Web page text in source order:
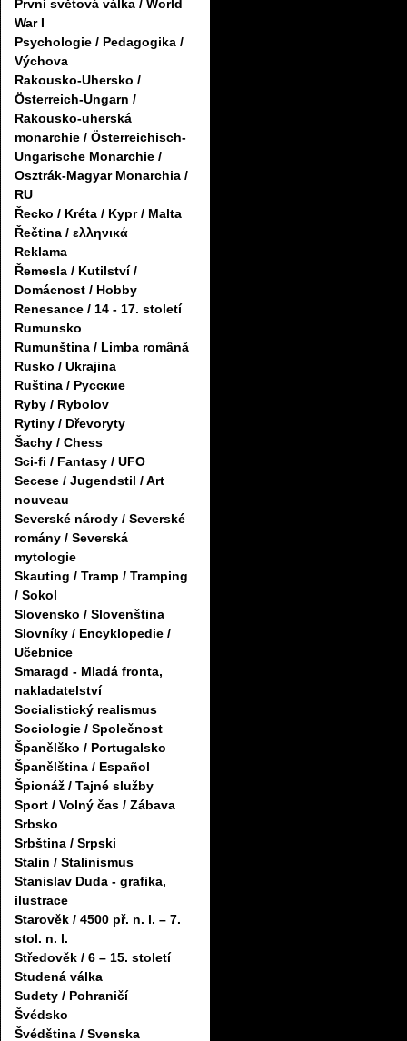
První světová válka / World
War I
Psychologie / Pedagogika /
Výchova
Rakousko-Uhersko /
Österreich-Ungarn /
Rakousko-uherská
monarchie / Österreichisch-
Ungarische Monarchie /
Osztrák-Magyar Monarchia /
RU
Řecko / Kréta / Kypr / Malta
Řečtina / ελληνικά
Reklama
Řemesla / Kutilství /
Domácnost / Hobby
Renesance / 14 - 17. století
Rumunsko
Rumunština / Limba română
Rusko / Ukrajina
Ruština / Русские
Ryby / Rybolov
Rytiny / Dřevoryty
Šachy / Chess
Sci-fi / Fantasy / UFO
Secese / Jugendstil / Art
nouveau
Severské národy / Severské
romány / Severská
mytologie
Skauting / Tramp / Tramping
/ Sokol
Slovensko / Slovenština
Slovníky / Encyklopedie /
Učebnice
Smaragd - Mladá fronta,
nakladatelství
Socialistický realismus
Sociologie / Společnost
Španělško / Portugalsko
Španělština / Español
Špionáž / Tajné služby
Sport / Volný čas / Zábava
Srbsko
Srbština / Srpski
Stalin / Stalinismus
Stanislav Duda - grafika,
ilustrace
Starověk / 4500 př. n. l. – 7.
stol. n. l.
Středověk / 6 – 15. století
Studená válka
Sudety / Pohraničí
Švédsko
Švédština / Svenska